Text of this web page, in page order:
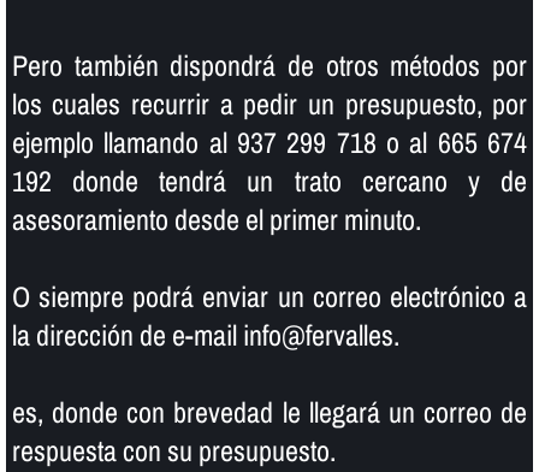
Pero también dispondrá de otros métodos por
los cuales recurrir a pedir un presupuesto, por
ejemplo llamando al 937 299 718 o al 665 674
192 donde tendrá un trato cercano y de
asesoramiento desde el primer minuto.
O siempre podrá enviar un correo electrónico a
la dirección de e-mail info@fervalles.
es, donde con brevedad le llegará un correo de
respuesta con su presupuesto.